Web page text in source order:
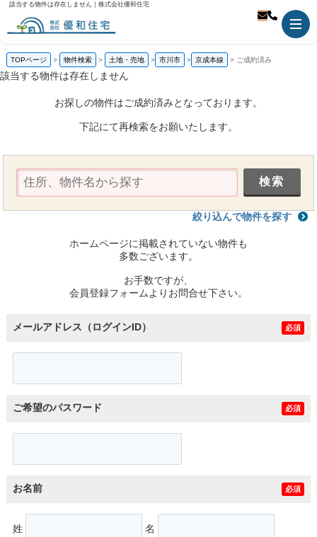
該当する物件は存在しません｜株式会社優和住宅
TOPページ 物件検索 土地・売地 市川市 京成本線 ご成約済み
該当する物件は存在しません
お探しの物件はご成約済みとなっております。
下記にて再検索をお願いたします。
絞り込んで物件を探す
ホームページに掲載されていない物件も
多数ございます。
お手数ですが、
会員登録フォームよりお問合せ下さい。
メールアドレス（ログインID） 必須
ご希望のパスワード 必須
お名前 必須
姓 名